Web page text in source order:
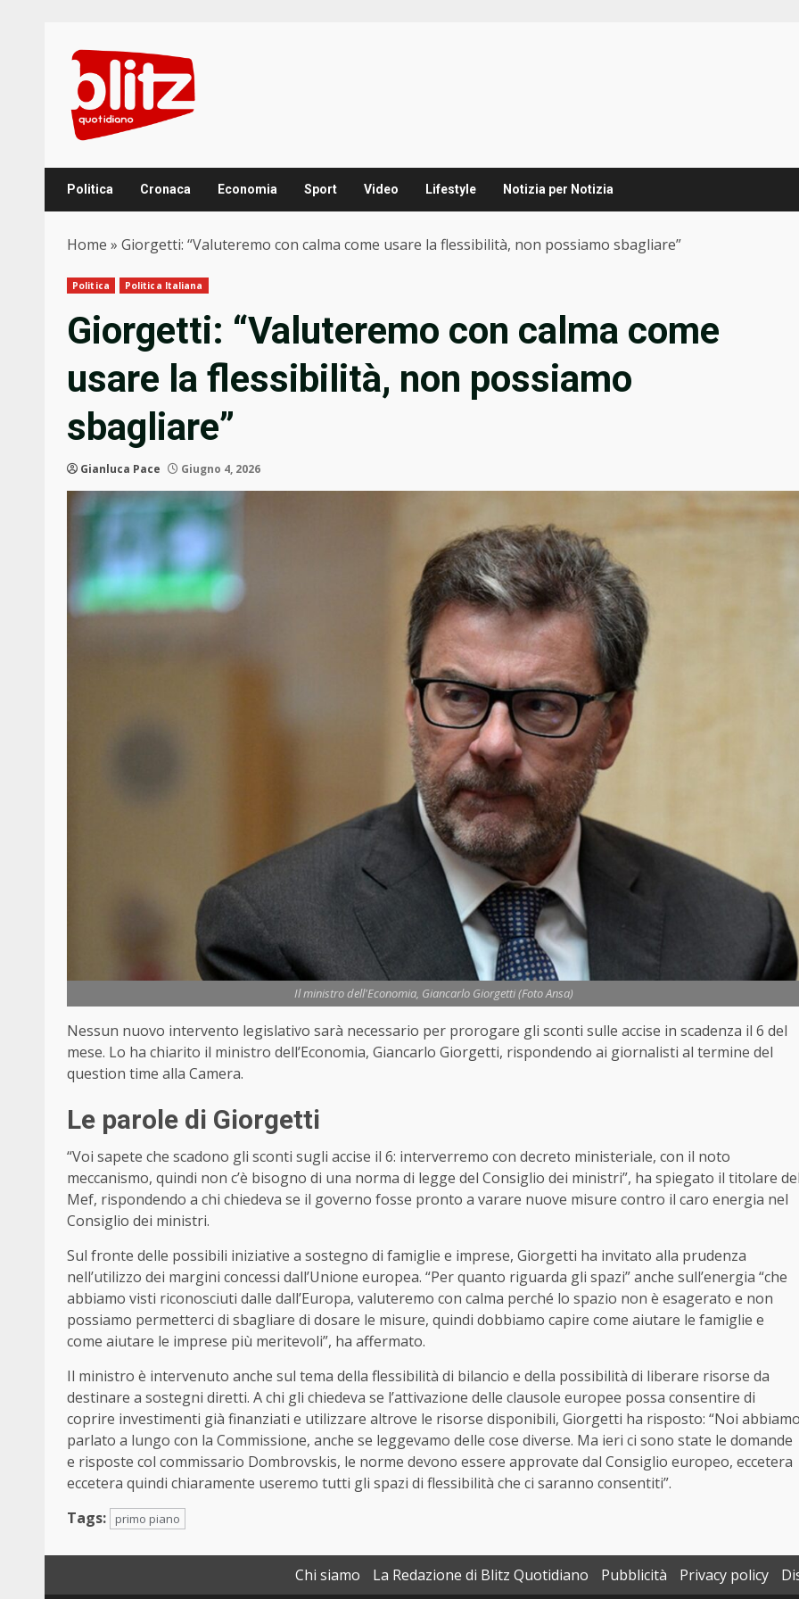
content
Politica Cronaca Economia Sport Video Lifestyle Notizia per Notizia
Home » Giorgetti: “Valuteremo con calma come usare la flessibilità, non possiamo sbagliare”
Politica Politica Italiana
Giorgetti: “Valuteremo con calma come
usare la flessibilità, non possiamo
sbagliare”
Gianluca Pace Giugno 4, 2026
Il ministro dell'Economia, Giancarlo Giorgetti (Foto Ansa)
Nessun nuovo intervento legislativo sarà necessario per prorogare gli sconti sulle accise in scadenza il 6 del
mese. Lo ha chiarito il ministro dell’Economia, Giancarlo Giorgetti, rispondendo ai giornalisti al termine del
question time alla Camera.
Le parole di Giorgetti
“Voi sapete che scadono gli sconti sugli accise il 6: interverremo con decreto ministeriale, con il noto
meccanismo, quindi non c’è bisogno di una norma di legge del Consiglio dei ministri”, ha spiegato il titolare
Mef, rispondendo a chi chiedeva se il governo fosse pronto a varare nuove misure contro il caro energia nel
Consiglio dei ministri.
Sul fronte delle possibili iniziative a sostegno di famiglie e imprese, Giorgetti ha invitato alla prudenza
nell’utilizzo dei margini concessi dall’Unione europea. “Per quanto riguarda gli spazi” anche sull’energia “che
abbiamo visti riconosciuti dalle dall’Europa, valuteremo con calma perché lo spazio non è esagerato e non
possiamo permetterci di sbagliare di dosare le misure, quindi dobbiamo capire come aiutare le famiglie e
come aiutare le imprese più meritevoli”, ha affermato.
Il ministro è intervenuto anche sul tema della flessibilità di bilancio e della possibilità di liberare risorse da
destinare a sostegni diretti. A chi gli chiedeva se l’attivazione delle clausole europee possa consentire di
coprire investimenti già finanziati e utilizzare altrove le risorse disponibili, Giorgetti ha risposto: “Noi
parlato a lungo con la Commissione, anche se leggevamo delle cose diverse. Ma ieri ci sono state le domande
e risposte col commissario Dombrovskis, le norme devono essere approvate dal Consiglio europeo, eccetera
eccetera quindi chiaramente useremo tutti gli spazi di flessibilità che ci saranno consentiti”.
Tags:
primo piano
Chi siamo La Redazione di Blitz Quotidiano Pubblicità Privacy policy